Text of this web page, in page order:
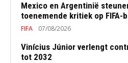
Mexico en Argentinië
toenemende kritiek op FIFA-
FIFA 07/08/2026
Vinícius Júnior verlengt
tot 2032